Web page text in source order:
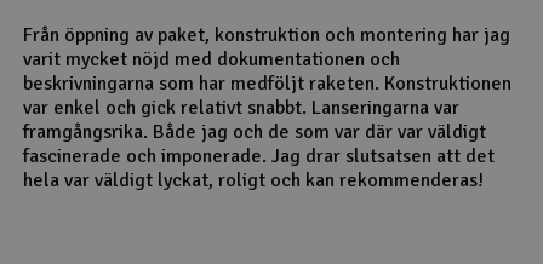
Från öppning av paket, konstruktion och montering har jag
varit mycket nöjd med dokumentationen och
beskrivningarna som har medföljt raketen. Konstruktionen
var enkel och gick relativt snabbt. Lanseringarna var
framgångsrika. Både jag och de som var där var väldigt
fascinerade och imponerade. Jag drar slutsatsen att det
hela var väldigt lyckat, roligt och kan rekommenderas!